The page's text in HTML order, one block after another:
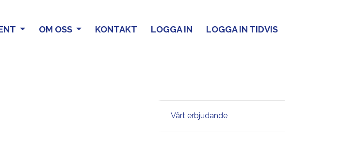
OM OSS KONTAKT LOGGA IN LOGGA IN TIDVIS
Vårt erbjudande